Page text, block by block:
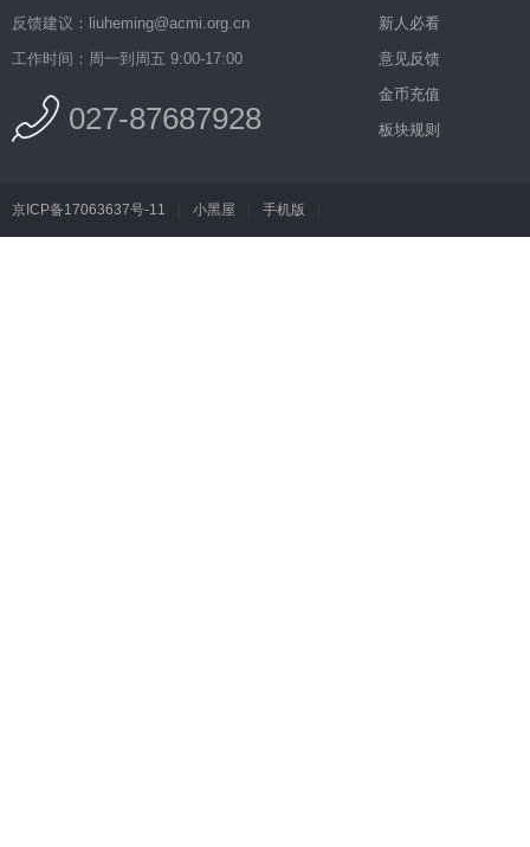
反馈建议：liuheming@acmi.org.cn
工作时间：周一到周五 9:00-17:00
027-87687928
新人必看
意见反馈
金币充值
板块规则
京ICP备17063637号-11 小黑屋 手机版